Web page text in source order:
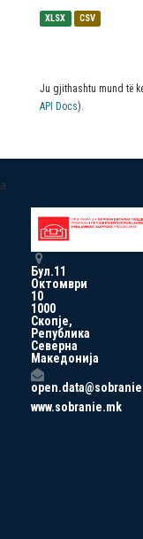
XLSX CSV
Ju gjithashtu mund të
API Docs).
a
Бул.11
Октомври
10
1000
Скопје,
Република
Северна
Македонија
www.sobranie.mk